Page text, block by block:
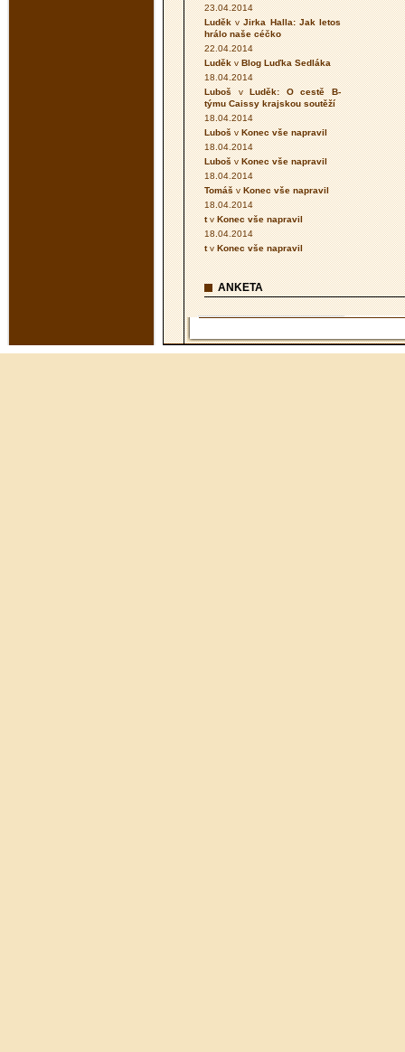
23.04.2014
LuděkvJirka Halla: Jak letos
hrálo naše céčko
22.04.2014
LuděkvBlog Luďka Sedláka
18.04.2014
LubošvLuděk: O cestě B-
týmu Caissy krajskou soutěží
18.04.2014
LubošvKonec vše napravil
18.04.2014
LubošvKonec vše napravil
18.04.2014
TomášvKonec vše napravil
18.04.2014
tvKonec vše napravil
18.04.2014
tvKonec vše napravil
ANKETA